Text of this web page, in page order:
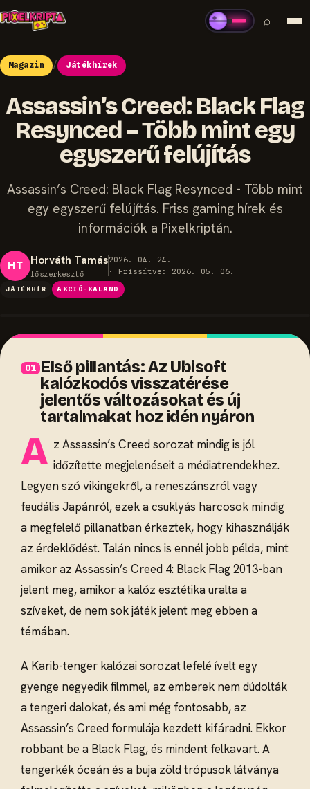
⌕
Magazin / Játékhírek
Assassin’s Creed: Black Flag
Resynced – Több mint egy
egyszerű felújítás
Assassin’s Creed: Black Flag Resynced - Több mint
egy egyszerű felújítás. Friss gaming hírek és
információk a Pixelkriptán.
HT Horváth Tamás
főszerkesztő
2026. 04. 24.
· Frissítve: 2026. 05. 06.
JÁTÉKHÍR AKCIÓ-KALAND
Első pillantás: Az Ubisoft
kalózkodós visszatérése
jelentős változásokat és új
tartalmakat hoz idén nyáron
A z Assassin’s Creed sorozat mindig is jól
időzítette megjelenéseit a médiatrendekhez.
Legyen szó vikingekről, a reneszánszról vagy
feudális Japánról, ezek a csuklyás harcosok mindig
a megfelelő pillanatban érkeztek, hogy kihasználják
az érdeklődést. Talán nincs is ennél jobb példa, mint
amikor az Assassin’s Creed 4: Black Flag 2013-ban
jelent meg, amikor a kalóz esztétika uralta a
szíveket, de nem sok játék jelent meg ebben a
témában.
A Karib-tenger kalózai sorozat lefelé ívelt egy
gyenge negyedik filmmel, az emberek nem dúdolták
a tengeri dalokat, és ami még fontosabb, az
Assassin’s Creed formulája kezdett kifáradni. Ekkor
robbant be a Black Flag, és mindent felkavart. A
tengerkék óceán és a buja zöld trópusok látványa